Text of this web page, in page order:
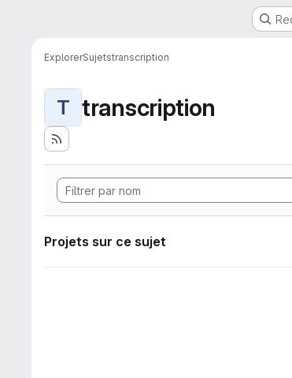
ExplorerSujetstranscription
T transcription
Projets sur ce sujet